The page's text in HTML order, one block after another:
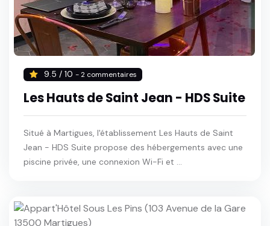
9.5 / 10 - 2 commentaires
Les Hauts de Saint Jean - HDS Suite
Situé à Martigues, l'établissement Les Hauts de Saint
Jean - HDS Suite propose des hébergements avec une
piscine privée, une connexion Wi-Fi et ...